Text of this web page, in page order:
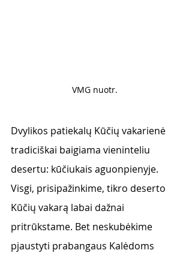
VMG nuotr.
Dvylikos patiekalų Kūčių vakarienė
tradiciškai baigiama vieninteliu
desertu: kūčiukais aguonpienyje.
Visgi, prisipažinkime, tikro deserto
Kūčių vakarą labai dažnai
pritrūkstame. Bet neskubėkime
pjaustyti prabangaus Kalėdoms